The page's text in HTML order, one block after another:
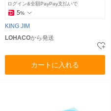
ログイン&全額PayPay支払いで
5%
KING JIM
LOHACOから発送
カートに入れる